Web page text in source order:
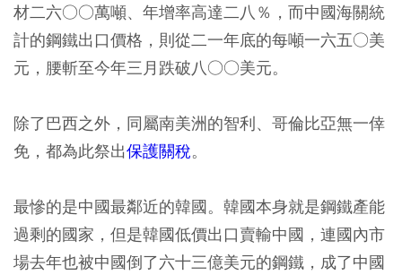
材二六○○萬噸、年增率高達二八％，而中國海關統
計的鋼鐵出口價格，則從二一年底的每噸一六五○美
元，腰斬至今年三月跌破八○○美元。
除了巴西之外，同屬南美洲的智利、哥倫比亞無一倖
免，都為此祭出保護關稅。
最慘的是中國最鄰近的韓國。韓國本身就是鋼鐵產能
過剩的國家，但是韓國低價出口賣輸中國，連國內市
場去年也被中國倒了六十三億美元的鋼鐵，成了中國